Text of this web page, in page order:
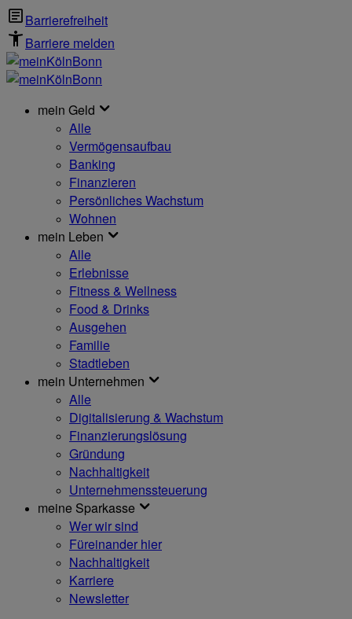
Barrierefreiheit
Barriere melden
mein Geld
Alle
Vermögensaufbau
Banking
Finanzieren
Persönliches Wachstum
Wohnen
mein Leben
Alle
Erlebnisse
Fitness & Wellness
Food & Drinks
Ausgehen
Familie
Stadtleben
mein Unternehmen
Alle
Digitalisierung & Wachstum
Finanzierungslösung
Gründung
Nachhaltigkeit
Unternehmenssteuerung
meine Sparkasse
Wer wir sind
Füreinander hier
Nachhaltigkeit
Karriere
Newsletter